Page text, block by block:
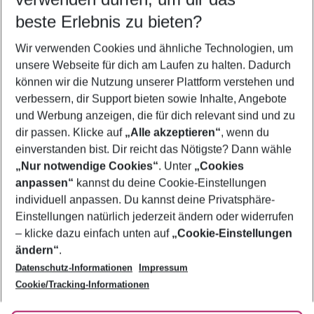
5-8 Nächte
2 Erwachsene Keine Kinder
Mehr Filter anzeigen
Footer
Footer navigation
Über uns
AGB
Bestpreisgarantie
Cookie-Einstellungen ändern
Cookie-Richtlinie
Agenturbetreuung
Barrierefreies Reisen
Folge uns
beste Erlebnis zu bieten?
Wir verwenden Cookies und ähnliche Technologien, um
unsere Webseite für dich am Laufen zu halten. Dadurch
können wir die Nutzung unserer Plattform verstehen und
verbessern, dir Support bieten sowie Inhalte, Angebote
und Werbung anzeigen, die für dich relevant sind und zu
dir passen. Klicke auf „Alle akzeptieren“, wenn du
einverstanden bist. Dir reicht das Nötigste? Dann wähle
„Nur notwendige Cookies“. Unter „Cookies
anpassen“ kannst du deine Cookie-Einstellungen
individuell anpassen. Du kannst deine Privatsphäre-
Einstellungen natürlich jederzeit ändern oder widerrufen
– klicke dazu einfach unten auf „Cookie-Einstellungen
ändern“.
Datenschutz-Informationen
Impressum
Cookie/Tracking-Informationen